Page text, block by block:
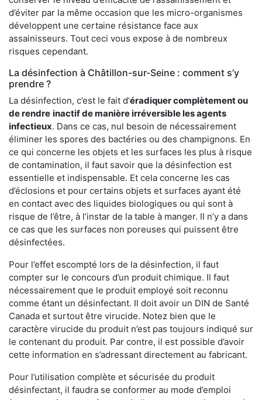
d’éviter par la même occasion que les micro-organismes
développent une certaine résistance face aux
assainisseurs. Tout ceci vous expose à de nombreux
risques cependant.
La désinfection à Châtillon-sur-Seine : comment s’y
prendre ?
La désinfection, c’est le fait d’éradiquer complètement ou
de rendre inactif de manière irréversible les agents
infectieux. Dans ce cas, nul besoin de nécessairement
éliminer les spores des bactéries ou des champignons. En
ce qui concerne les objets et les surfaces les plus à risque
de contamination, il faut savoir que la désinfection est
essentielle et indispensable. Et cela concerne les cas
d’éclosions et pour certains objets et surfaces ayant été
en contact avec des liquides biologiques ou qui sont à
risque de l’être, à l’instar de la table à manger. II n’y a dans
ce cas que les surfaces non poreuses qui puissent être
désinfectées.
Pour l’effet escompté lors de la désinfection, il faut
compter sur le concours d’un produit chimique. Il faut
nécessairement que le produit employé soit reconnu
comme étant un désinfectant. Il doit avoir un DIN de Santé
Canada et surtout être virucide. Notez bien que le
caractère virucide du produit n’est pas toujours indiqué sur
le contenant du produit. Par contre, il est possible d’avoir
cette information en s’adressant directement au fabricant.
Pour l’utilisation complète et sécurisée du produit
désinfectant, il faudra se conformer au mode d’emploi